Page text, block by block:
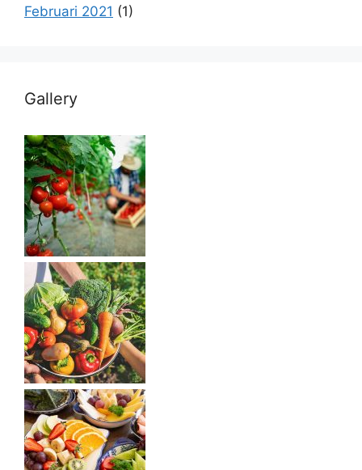
Februari 2021 (1)
Gallery